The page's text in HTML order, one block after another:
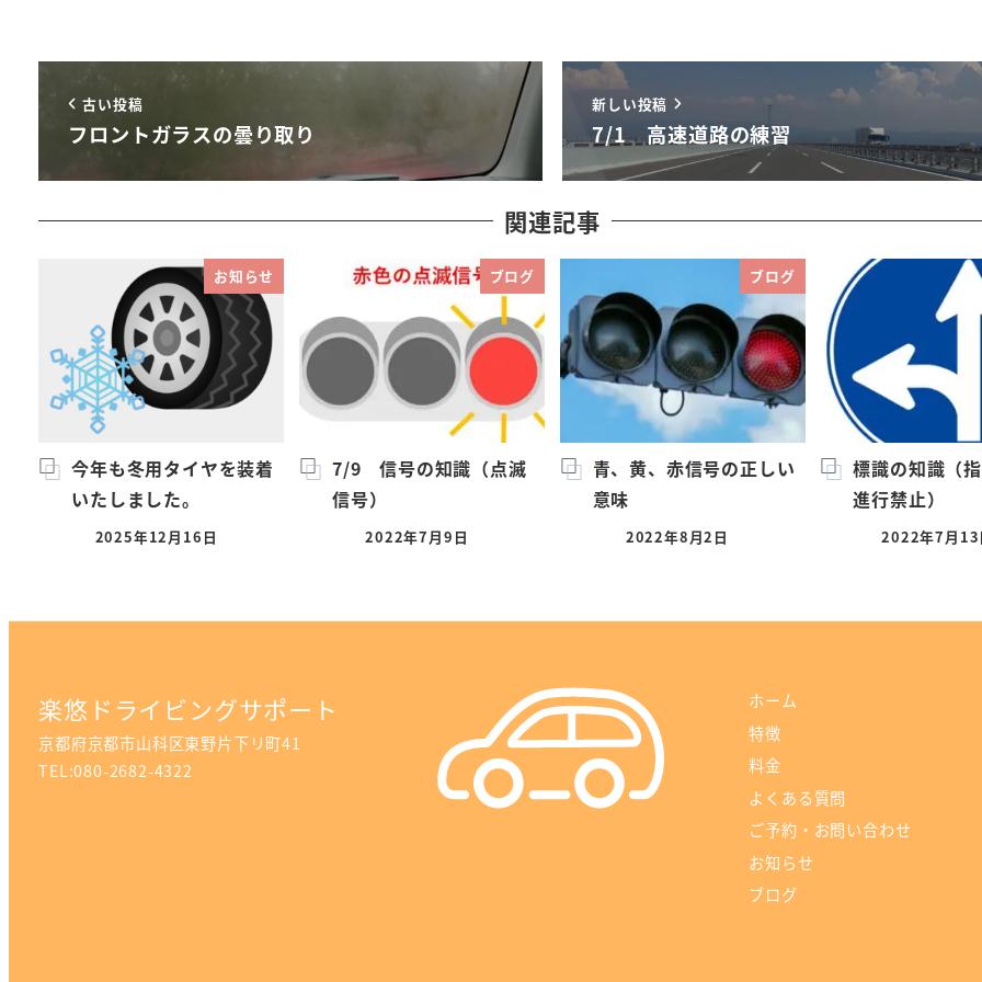
古い投稿
フロントガラスの曇り取り
新しい投稿
7/1 高速道路の練習
関連記事
お知らせ
今年も冬用タイヤを装着
いたしました。
2025年12月16日
ブログ
7/9 信号の知識（点滅
信号）
2022年7月9日
ブログ
青、黄、赤信号の正しい
意味
2022年8月2日
標識の知識（
進行禁止）
2022年7月13
楽悠ドライビングサポート
京都府京都市山科区東野片下リ町41
TEL:080-2682-4322
ホーム
特徴
料金
よくある質問
ご予約・お問い合わせ
お知らせ
ブログ